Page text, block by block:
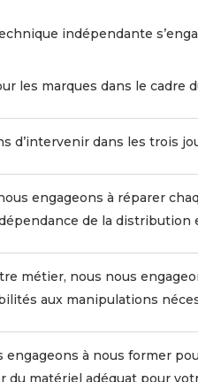
indépendante
les marques dans le cadre
d’intervenir dans les trois
engageons à réparer
de la distribution
métier, nous nous
aux manipulations
à nous former
du matériel adéquat pour